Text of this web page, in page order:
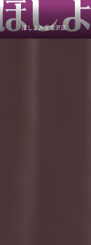
ほしよみ堂金沢店